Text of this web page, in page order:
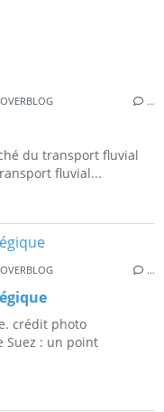
…
du transport fluvial
fluvial...
…
crédit photo
Suez : un point